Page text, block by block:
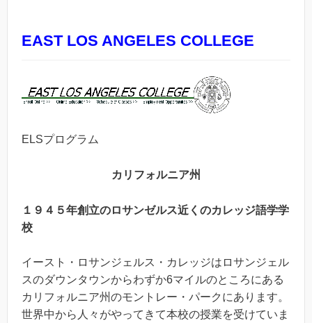
EAST LOS ANGELES COLLEGE
ELSプログラム
カリフォルニア州
１９４５年創立のロサンゼルス近くのカレッジ語学学
校
イースト・ロサンジェルス・カレッジはロサンジェル
スのダウンタウンからわずか6マイルのところにある
カリフォルニア州のモントレー・パークにあります。
世界中から人々がやってきて本校の授業を受けていま